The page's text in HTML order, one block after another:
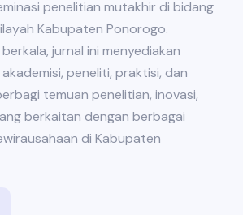
penelitian mutakhir di bidang
Kabupaten Ponorogo.
jurnal ini menyediakan
peneliti, praktisi, dan
temuan penelitian, inovasi,
berkaitan dengan berbagai
di Kabupaten